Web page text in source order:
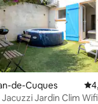
de-Cuques
Jacuzzi Jardin Clim Wifi